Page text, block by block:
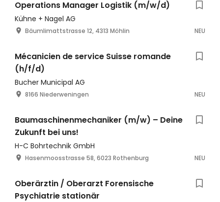
Operations Manager Logistik (m/w/d)
Kühne + Nagel AG
Bäumlimattstrasse 12, 4313 Möhlin NEU
Mécanicien de service Suisse romande
(h/f/d)
Bucher Municipal AG
8166 Niederweningen NEU
Baumaschinenmechaniker (m/w) – Deine
Zukunft bei uns!
H-C Bohrtechnik GmbH
Hasenmoosstrasse 58, 6023 Rothenburg NEU
Oberärztin / Oberarzt Forensische
Psychiatrie stationär